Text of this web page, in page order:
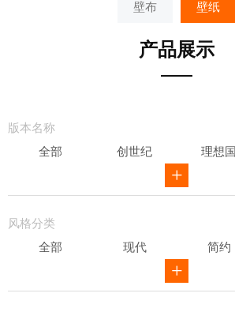
壁布 壁纸
产品展示
版本名称
全部
创世纪 理想国
风格分类
全部
现代 简约